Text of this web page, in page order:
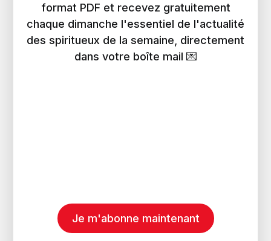
format PDF et recevez gratuitement
chaque dimanche l'essentiel de l'actualité
des spiritueux de la semaine, directement
dans votre boîte mail 💌
Je m'abonne maintenant